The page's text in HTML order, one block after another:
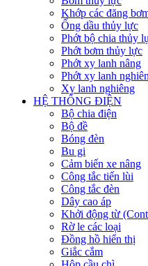
Khớp các đăng
Ống dầu thủy lực
Phớt bộ chia thủy
Phớt bơm thủy lực
Phớt xy lanh nâng
Phớt xy lanh
Xy lanh nghiêng
HỆ THỐNG ĐIỆN
Bộ chia điện
Bộ đề
Bóng đèn
Bu gi
Cảm biến xe nâng
Công tắc tiến lùi
Công tắc đèn
Dây cao áp
Khởi động từ
Rờ le các loại
Đồng hồ hiển thị
Giắc cắm